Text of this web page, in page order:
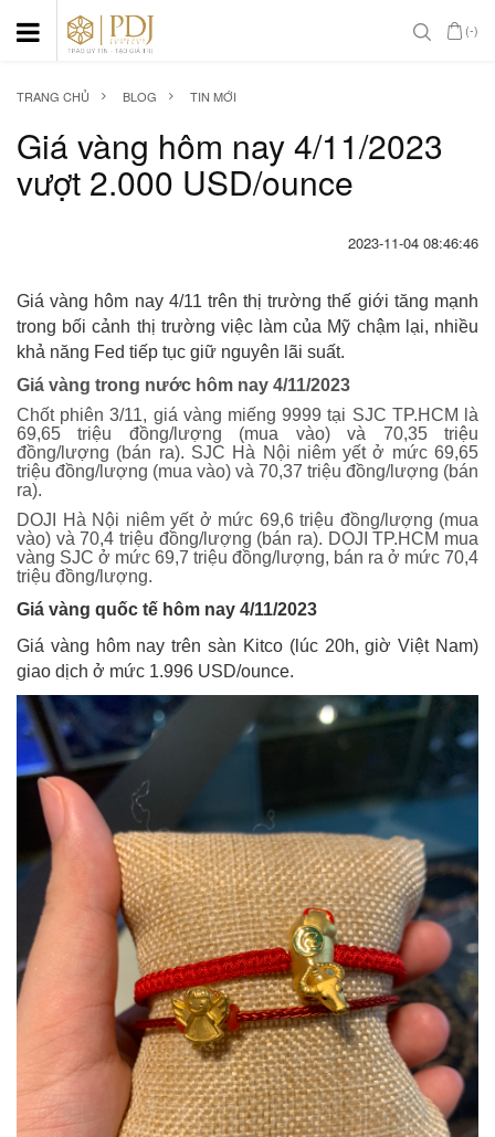
(-)
TRANG CHỦ BLOG TIN MỚI
Giá vàng hôm nay 4/11/2023
vượt 2.000 USD/ounce
2023-11-04 08:46:46
Giá vàng hôm nay 4/11 trên thị trường thế giới tăng mạnh
trong bối cảnh thị trường việc làm của Mỹ chậm lại, nhiều
khả năng Fed tiếp tục giữ nguyên lãi suất.
Giá vàng trong nước hôm nay 4/11/2023
Chốt phiên 3/11, giá vàng miếng 9999 tại SJC TP.HCM là
69,65 triệu đồng/lượng (mua vào) và 70,35 triệu
đồng/lượng (bán ra). SJC Hà Nội niêm yết ở mức 69,65
triệu đồng/lượng (mua vào) và 70,37 triệu đồng/lượng (bán
ra).
DOJI Hà Nội niêm yết ở mức 69,6 triệu đồng/lượng (mua
vào) và 70,4 triệu đồng/lượng (bán ra). DOJI TP.HCM mua
vàng SJC ở mức 69,7 triệu đồng/lượng, bán ra ở mức 70,4
triệu đồng/lượng.
Giá vàng quốc tế hôm nay 4/11/2023
Giá vàng hôm nay trên sàn Kitco (lúc 20h, giờ Việt Nam)
giao dịch ở mức 1.996 USD/ounce.